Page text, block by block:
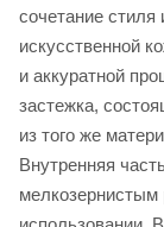
сочетание
искусственной
и аккуратной
застежка,
из того же
Внутренняя
мелкозернистым